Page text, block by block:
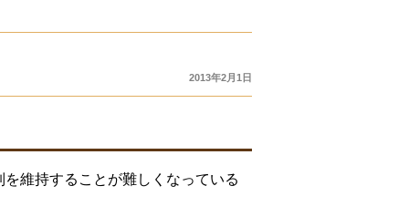
2013年2月1日
維持することが難しくなっている